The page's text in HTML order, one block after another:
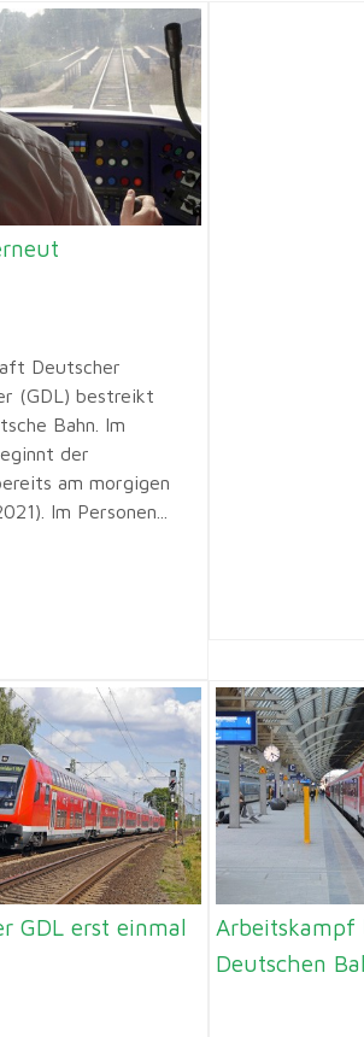
Deutscher
(GDL) bestreikt
Bahn. Im
der
am morgigen
Im Personen...
GDL erst einmal
Arbeitskampf
Deutschen